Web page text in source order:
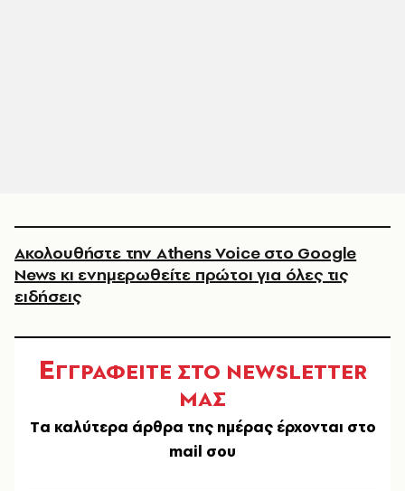
Ακολουθήστε την Athens Voice στο Google
News κι ενημερωθείτε πρώτοι για όλες τις
ειδήσεις
ΕΓΓΡΑΦΕΙΤΕ ΣΤΟ NEWSLETTER
ΜΑΣ
Tα καλύτερα άρθρα της ημέρας έρχονται στο
mail σου